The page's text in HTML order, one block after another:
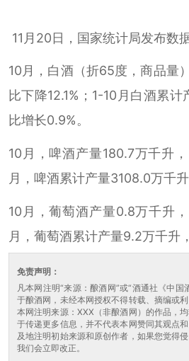
11月20日，国家统计局发布数
10月，白酒（折65度，商品量
比下降12.1%；1-10月白酒累
比增长0.9%。
10月，啤酒产量180.7万千升
月，啤酒累计产量3108.0万千升
10月，葡萄酒产量0.8万千升，
月，葡萄酒累计产量9.2万千升
免责声明：
凡本网注明“来源：酿酒网”或“酒通社《中
于酿酒网，未经本网授权不得转载、摘编或
本网注明来源：XXX（非酿酒网）的作品，
于传递更多信息，并不代表本网赞同其观点
及地注明初始来源和原创作者，如果您觉得
我们会立即改正。